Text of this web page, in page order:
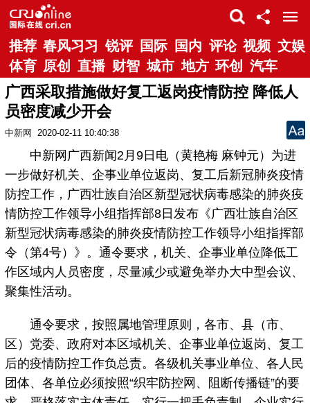
推荐 春风习习 锐评 国际 国内 评论 视频 文娱
体育 原创 直播 财智 城市 地方 环创 汽车
广西采取措施做好复工返岗疫情防控 降低人
员密度减少开会
中新网 2020-02-11 10:40:38
中新网广西新闻2月9日电（黄艳梅 麻钟元）为进
一步做好机关、企事业单位返岗、复工后新冠肺炎疫情
防控工作，广西壮族自治区新型冠状病毒感染的肺炎疫
情防控工作领导小组指挥部8日发布《广西壮族自治区
新型冠状病毒感染的肺炎疫情防控工作领导小组指挥部
令（第4号）》。通令要求，机关、企事业单位降低工
作区域内人员密度，尽量减少或避免举办大中型会议、
聚集性活动。
通令要求，按照属地管理原则，各市、县（市、
区）党委、政府对本区域机关、企事业单位返岗、复工
后的疫情防控工作负总责。各级机关事业单位、各人民
团体、各单位必须按照“织牢防控网、阻断传播链”的要